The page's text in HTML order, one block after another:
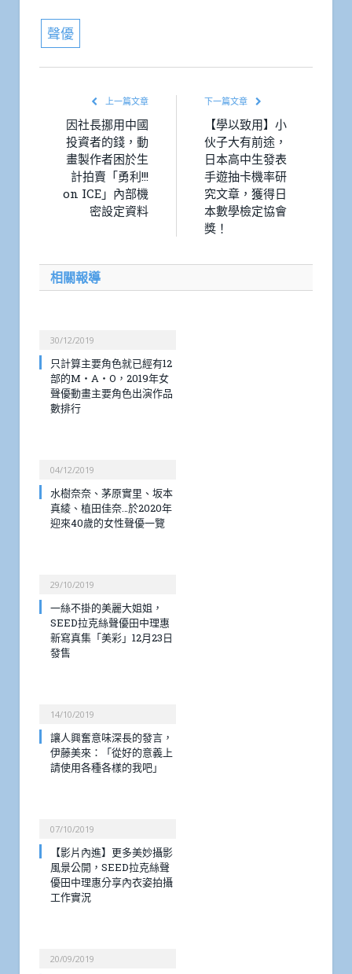
聲優
上一篇文章
因社長挪用中國
投資者的錢，動
畫製作者困於生
計拍賣「勇利!!!
on ICE」內部機
密設定資料
下一篇文章
【學以致用】小
伙子大有前途，
日本高中生發表
手遊抽卡機率研
究文章，獲得日
本數學檢定協會
獎！
相關報導
30/12/2019
只計算主要角色就已經有12
部的M・A・O，2019年女
聲優動畫主要角色出演作品
數排行
04/12/2019
水樹奈奈、茅原實里、坂本
真綾、植田佳奈…於2020年
迎來40歲的女性聲優一覽
29/10/2019
一絲不掛的美麗大姐姐，
SEED拉克絲聲優田中理惠
新寫真集「美彩」12月23日
發售
14/10/2019
讓人興奮意味深長的發言，
伊藤美來：「從好的意義上
請使用各種各樣的我吧」
07/10/2019
【影片內進】更多美妙攝影
風景公開，SEED拉克絲聲
優田中理惠分享內衣姿拍攝
工作實況
20/09/2019